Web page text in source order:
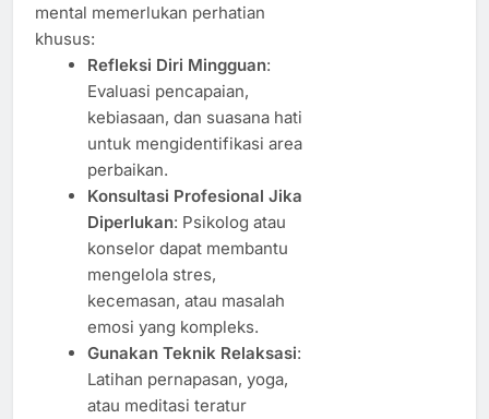
mental memerlukan perhatian
khusus:
Refleksi Diri Mingguan:
Evaluasi pencapaian,
kebiasaan, dan suasana hati
untuk mengidentifikasi area
perbaikan.
Konsultasi Profesional Jika
Diperlukan: Psikolog atau
konselor dapat membantu
mengelola stres,
kecemasan, atau masalah
emosi yang kompleks.
Gunakan Teknik Relaksasi:
Latihan pernapasan, yoga,
atau meditasi teratur